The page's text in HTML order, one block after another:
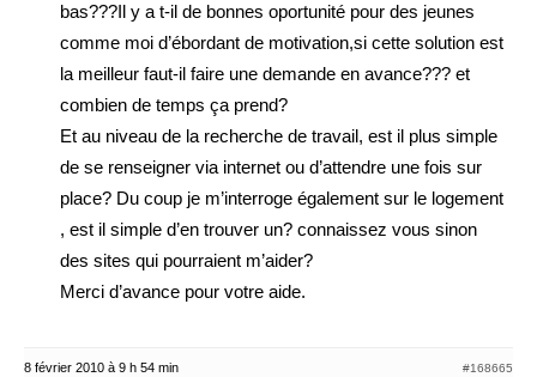
bas???Il y a t-il de bonnes oportunité pour des jeunes
comme moi d’ébordant de motivation,si cette solution est
la meilleur faut-il faire une demande en avance??? et
combien de temps ça prend?
Et au niveau de la recherche de travail, est il plus simple
de se renseigner via internet ou d’attendre une fois sur
place? Du coup je m’interroge également sur le logement
, est il simple d’en trouver un? connaissez vous sinon
des sites qui pourraient m’aider?
Merci d’avance pour votre aide.
8 février 2010 à 9 h 54 min #168665